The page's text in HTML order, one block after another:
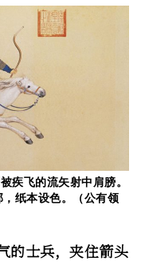
疾飞的流矢射中肩膀。
纸本设色。（公有领
的士兵，夹住箭头